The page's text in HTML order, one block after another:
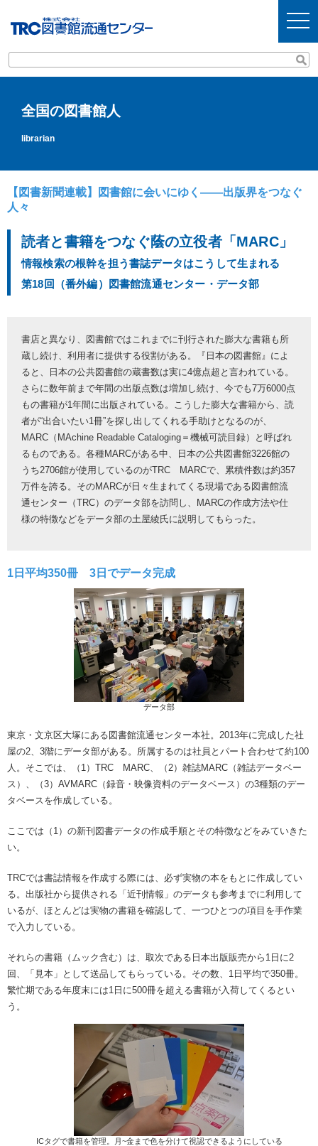
t
o
g
l
e
全国の図書館人
librarian
【図書新聞連載】図書館に会いにゆく――出版界をつなぐ
人々
読者と書籍をつなぐ蔭の立役者「MARC」
情報検索の根幹を担う書誌データはこうして生まれる
第18回（番外編）図書館流通センター・データ部
書店と異なり、図書館ではこれまでに刊行された膨大な書籍も所
蔵し続け、利用者に提供する役割がある。『日本の図書館』によ
ると、日本の公共図書館の蔵書数は実に4億点超と言われている。
さらに数年前まで年間の出版点数は増加し続け、今でも7万6000点
もの書籍が1年間に出版されている。こうした膨大な書籍から、読
者が“出合いたい1冊”を探し出してくれる手助けとなるのが、
MARC（MAchine Readable Cataloging＝機械可読目録）と呼ばれ
るものである。各種MARCがある中、日本の公共図書館3226館の
うち2706館が使用しているのがTRC MARCで、累積件数は約357
万件を誇る。そのMARCが日々生まれてくる現場である図書館流
通センター（TRC）のデータ部を訪問し、MARCの作成方法や仕
様の特徴などをデータ部の土屋綾氏に説明してもらった。
1日平均350冊 3日でデータ完成
データ部
東京・文京区大塚にある図書館流通センター本社。2013年に完成した社
屋の2、3階にデータ部がある。所属するのは社員とパート合わせて約100
人。そこでは、（1）TRC MARC、（2）雑誌MARC（雑誌データベー
ス）、（3）AVMARC（録音・映像資料のデータベース）の3種類のデー
タベースを作成している。
ここでは（1）の新刊図書データの作成手順とその特徴などをみていきた
い。
TRCでは書誌情報を作成する際には、必ず実物の本をもとに作成してい
る。出版社から提供される「近刊情報」のデータも参考までに利用して
いるが、ほとんどは実物の書籍を確認して、一つひとつの項目を手作業
で入力している。
それらの書籍（ムック含む）は、取次である日本出版販売から1日に2
回、「見本」として送品してもらっている。その数、1日平均で350冊。
繁忙期である年度末には1日に500冊を超える書籍が入荷してくるとい
う。
ICタグで書籍を管理。月~金まで色を分けて視認できるようにしている